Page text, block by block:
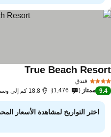
فندق
True Beach
9.4 ممتاز 1,476 18.8 كم إلى وسط المدينة
اختر التواريخ لمشاهدة الأسعار